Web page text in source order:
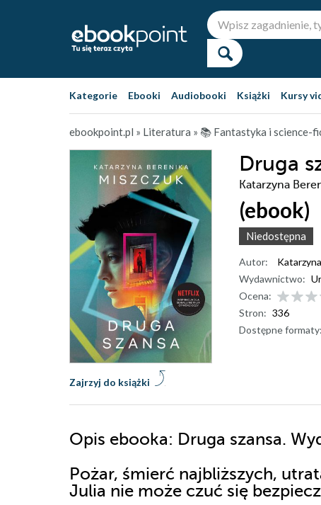
Kategorie Ebooki Audiobooki Książki Kursy
ebookpoint.pl » Literatura » 📚 Fantastyka i science-
Druga
Katarzyna
(ebook)
Niedostępna
Zajrzyj do książki
Autor:
Wydawnictwo:
Ocena:
Stron: 336
Dostępne formaty:
Opis ebooka: Druga szansa.
Pożar, śmierć najbliższych,
Julia nie może czuć się